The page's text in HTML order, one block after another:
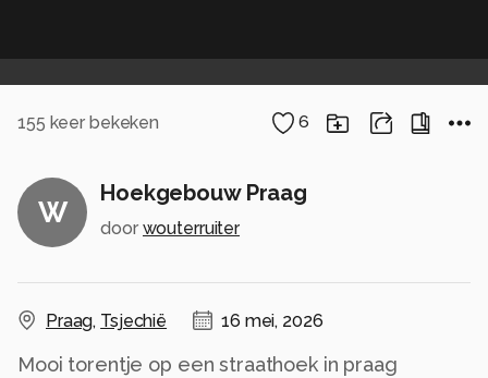
155 keer bekeken 6
W
Hoekgebouw Praag
door wouterruiter
Praag, Tsjechië 16 mei, 2026
Mooi torentje op een straathoek in praag